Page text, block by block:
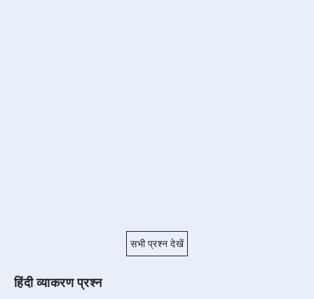
सभी प्रश्न देखें
हिंदी व्याकरण प्रश्न